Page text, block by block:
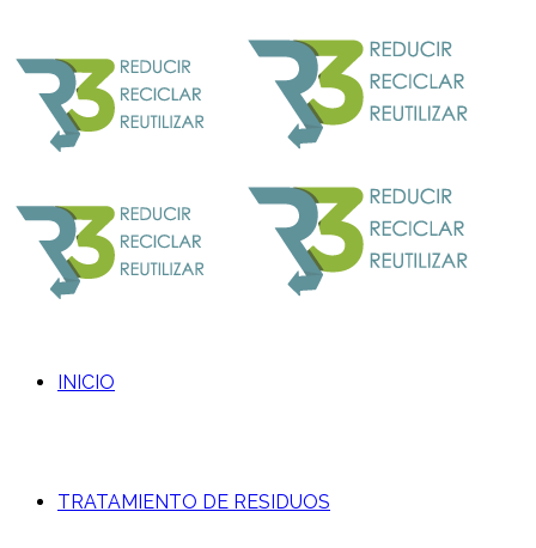
INICIO
TRATAMIENTO DE RESIDUOS